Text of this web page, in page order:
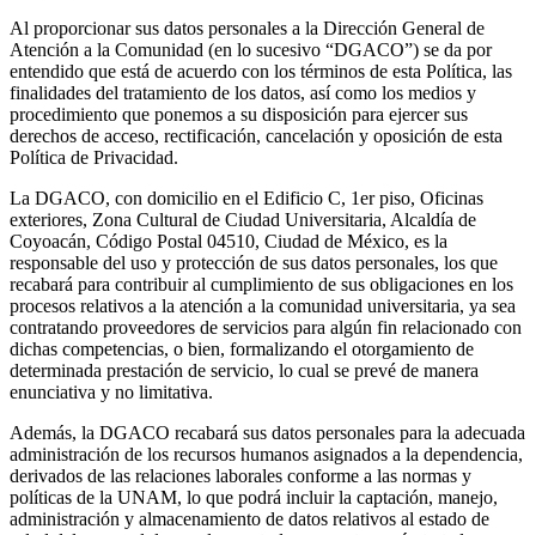
Al proporcionar sus datos personales a la Dirección General de
Atención a la Comunidad (en lo sucesivo “DGACO”) se da por
entendido que está de acuerdo con los términos de esta Política, las
finalidades del tratamiento de los datos, así como los medios y
procedimiento que ponemos a su disposición para ejercer sus
derechos de acceso, rectificación, cancelación y oposición de esta
Política de Privacidad.
La DGACO, con domicilio en el Edificio C, 1er piso, Oficinas
exteriores, Zona Cultural de Ciudad Universitaria, Alcaldía de
Coyoacán, Código Postal 04510, Ciudad de México, es la
responsable del uso y protección de sus datos personales, los que
recabará para contribuir al cumplimiento de sus obligaciones en los
procesos relativos a la atención a la comunidad universitaria, ya sea
contratando proveedores de servicios para algún fin relacionado con
dichas competencias, o bien, formalizando el otorgamiento de
determinada prestación de servicio, lo cual se prevé de manera
enunciativa y no limitativa.
Además, la DGACO recabará sus datos personales para la adecuada
administración de los recursos humanos asignados a la dependencia,
derivados de las relaciones laborales conforme a las normas y
políticas de la UNAM, lo que podrá incluir la captación, manejo,
administración y almacenamiento de datos relativos al estado de